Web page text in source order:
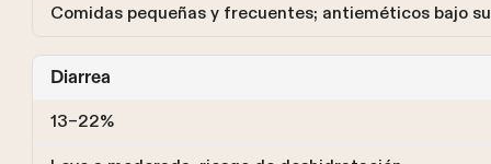
Comidas pequeñas y frecuentes; antieméticos bajo
Diarrea
13–22%